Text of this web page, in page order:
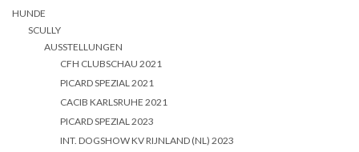
HUNDE
SCULLY
AUSSTELLUNGEN
CFH CLUBSCHAU 2021
PICARD SPEZIAL 2021
CACIB KARLSRUHE 2021
PICARD SPEZIAL 2023
INT. DOGSHOW KV RIJNLAND (NL) 2023